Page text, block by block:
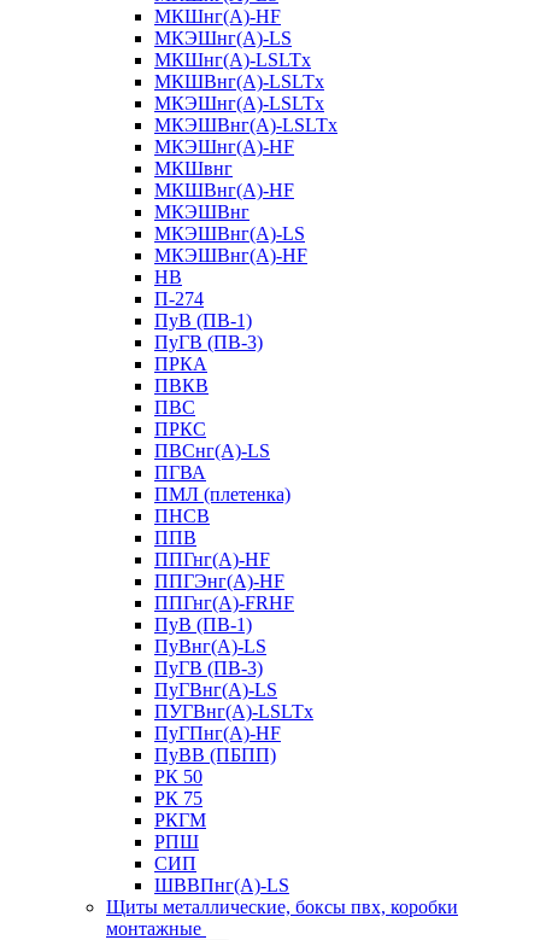
МКШнг(А)-HF
МКЭШнг(А)-LS
МКШнг(А)-LSLTx
МКШВнг(A)-LSLTx
МКЭШнг(А)-LSLTx
МКЭШВнг(A)-LSLTx
МКЭШнг(А)-HF
МКШвнг
МКШВнг(А)-HF
МКЭШВнг
МКЭШВнг(А)-LS
МКЭШВнг(А)-HF
НВ
П-274
ПуВ (ПВ-1)
ПуГВ (ПВ-3)
ПРКА
ПВКВ
ПВС
ПРКС
ПВСнг(А)-LS
ПГВА
ПМЛ (плетенка)
ПНСВ
ППВ
ППГнг(А)-HF
ППГЭнг(А)-HF
ППГнг(А)-FRHF
ПуВ (ПВ-1)
ПуВнг(А)-LS
ПуГВ (ПВ-3)
ПуГВнг(А)-LS
ПУГВнг(А)-LSLTx
ПуГПнг(А)-HF
ПуВВ (ПБПП)
РК 50
РК 75
РКГМ
РПШ
СИП
ШВВПнг(А)-LS
Щиты металлические, боксы пвх, коробки
монтажные